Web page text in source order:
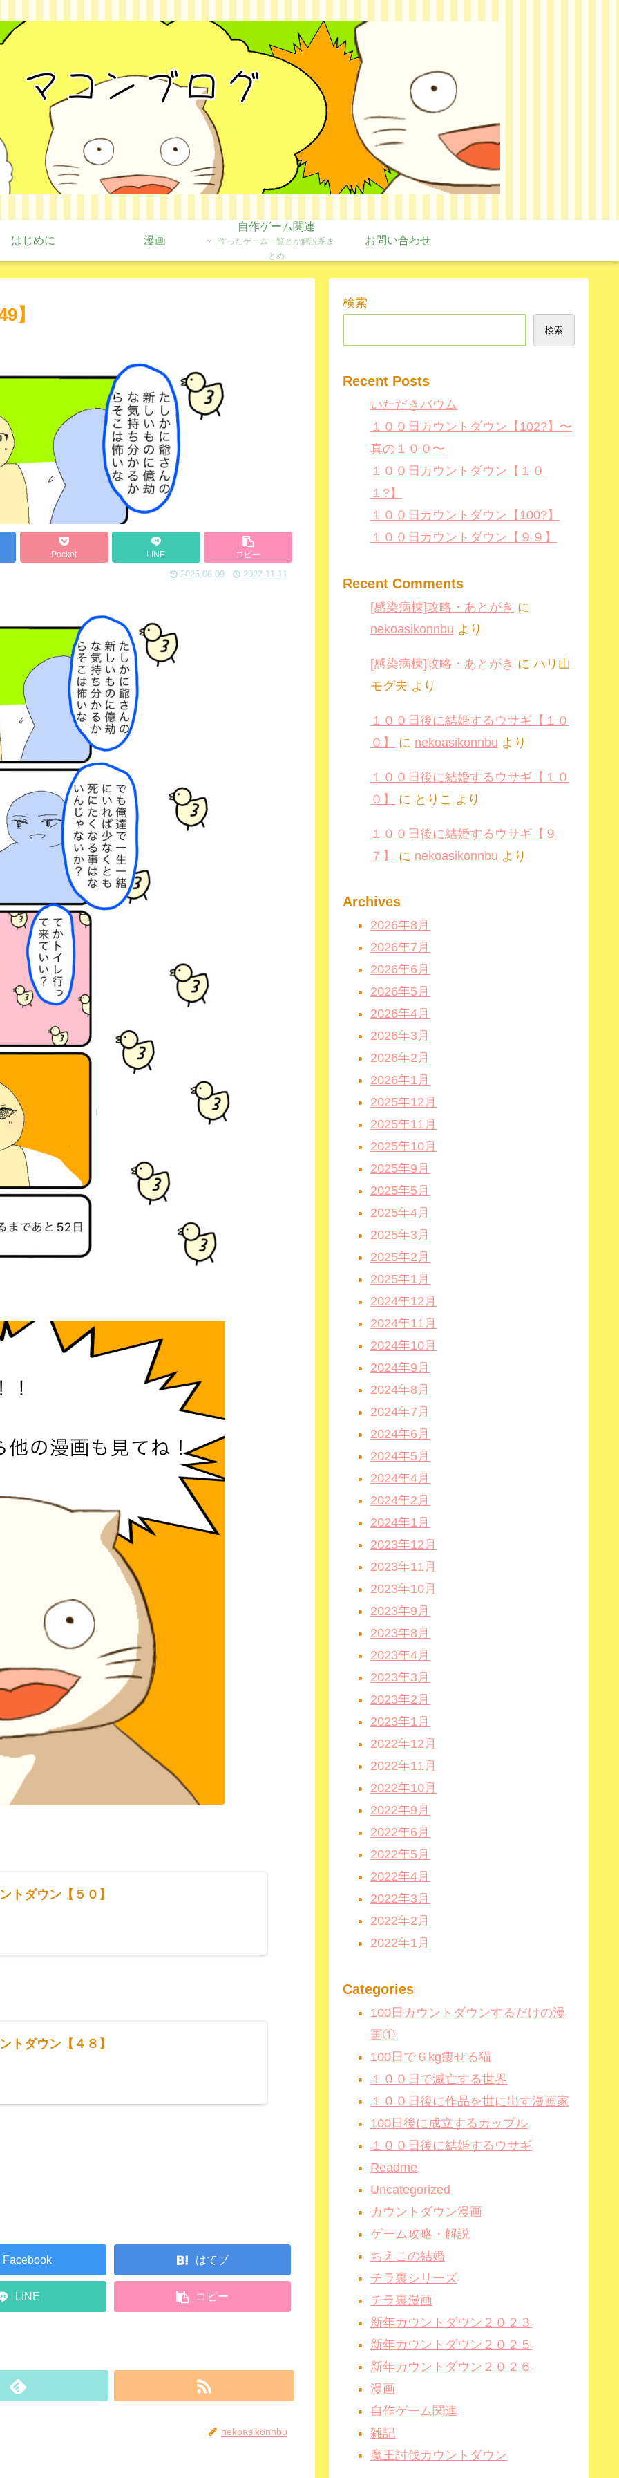
はじめに 漫画
自作ゲーム関連
作ったゲーム一覧とか解説系ま
とめ
お問い合わせ
】
Pocket LINE コピー
2025.06.09 2022.11.11
トダウン【５０】
トダウン【４８】
Facebook はてブ
LINE コピー
nekoasikonnbu
検索
検索
Recent Posts
いただきバウム
１００日カウントダウン【102?】〜
真の１００〜
１００日カウントダウン【１０
１?】
１００日カウントダウン【100?】
１００日カウントダウン【９９】
Recent Comments
[感染病棟]攻略・あとがき に
nekoasikonnbu より
[感染病棟]攻略・あとがき に ハリ山
モグ夫 より
１００日後に結婚するウサギ【１０
０】
に nekoasikonnbu より
１００日後に結婚するウサギ【１０
０】
に とりこ より
１００日後に結婚するウサギ【９
７】
に nekoasikonnbu より
Archives
2026年8月
2026年7月
2026年6月
2026年5月
2026年4月
2026年3月
2026年2月
2026年1月
2025年12月
2025年11月
2025年10月
2025年9月
2025年5月
2025年4月
2025年3月
2025年2月
2025年1月
2024年12月
2024年11月
2024年10月
2024年9月
2024年8月
2024年7月
2024年6月
2024年5月
2024年4月
2024年2月
2024年1月
2023年12月
2023年11月
2023年10月
2023年9月
2023年8月
2023年4月
2023年3月
2023年2月
2023年1月
2022年12月
2022年11月
2022年10月
2022年9月
2022年6月
2022年5月
2022年4月
2022年3月
2022年2月
2022年1月
Categories
100日カウントダウンするだけの漫
画①
100日で６kg痩せる猫
１００日で滅亡する世界
１００日後に作品を世に出す漫画家
100日後に成立するカップル
１００日後に結婚するウサギ
Readme
Uncategorized
カウントダウン漫画
ゲーム攻略・解説
ちえこの結婚
チラ裏シリーズ
チラ裏漫画
新年カウントダウン２０２３
新年カウントダウン２０２５
新年カウントダウン２０２６
漫画
自作ゲーム関連
雑記
魔王討伐カウントダウン